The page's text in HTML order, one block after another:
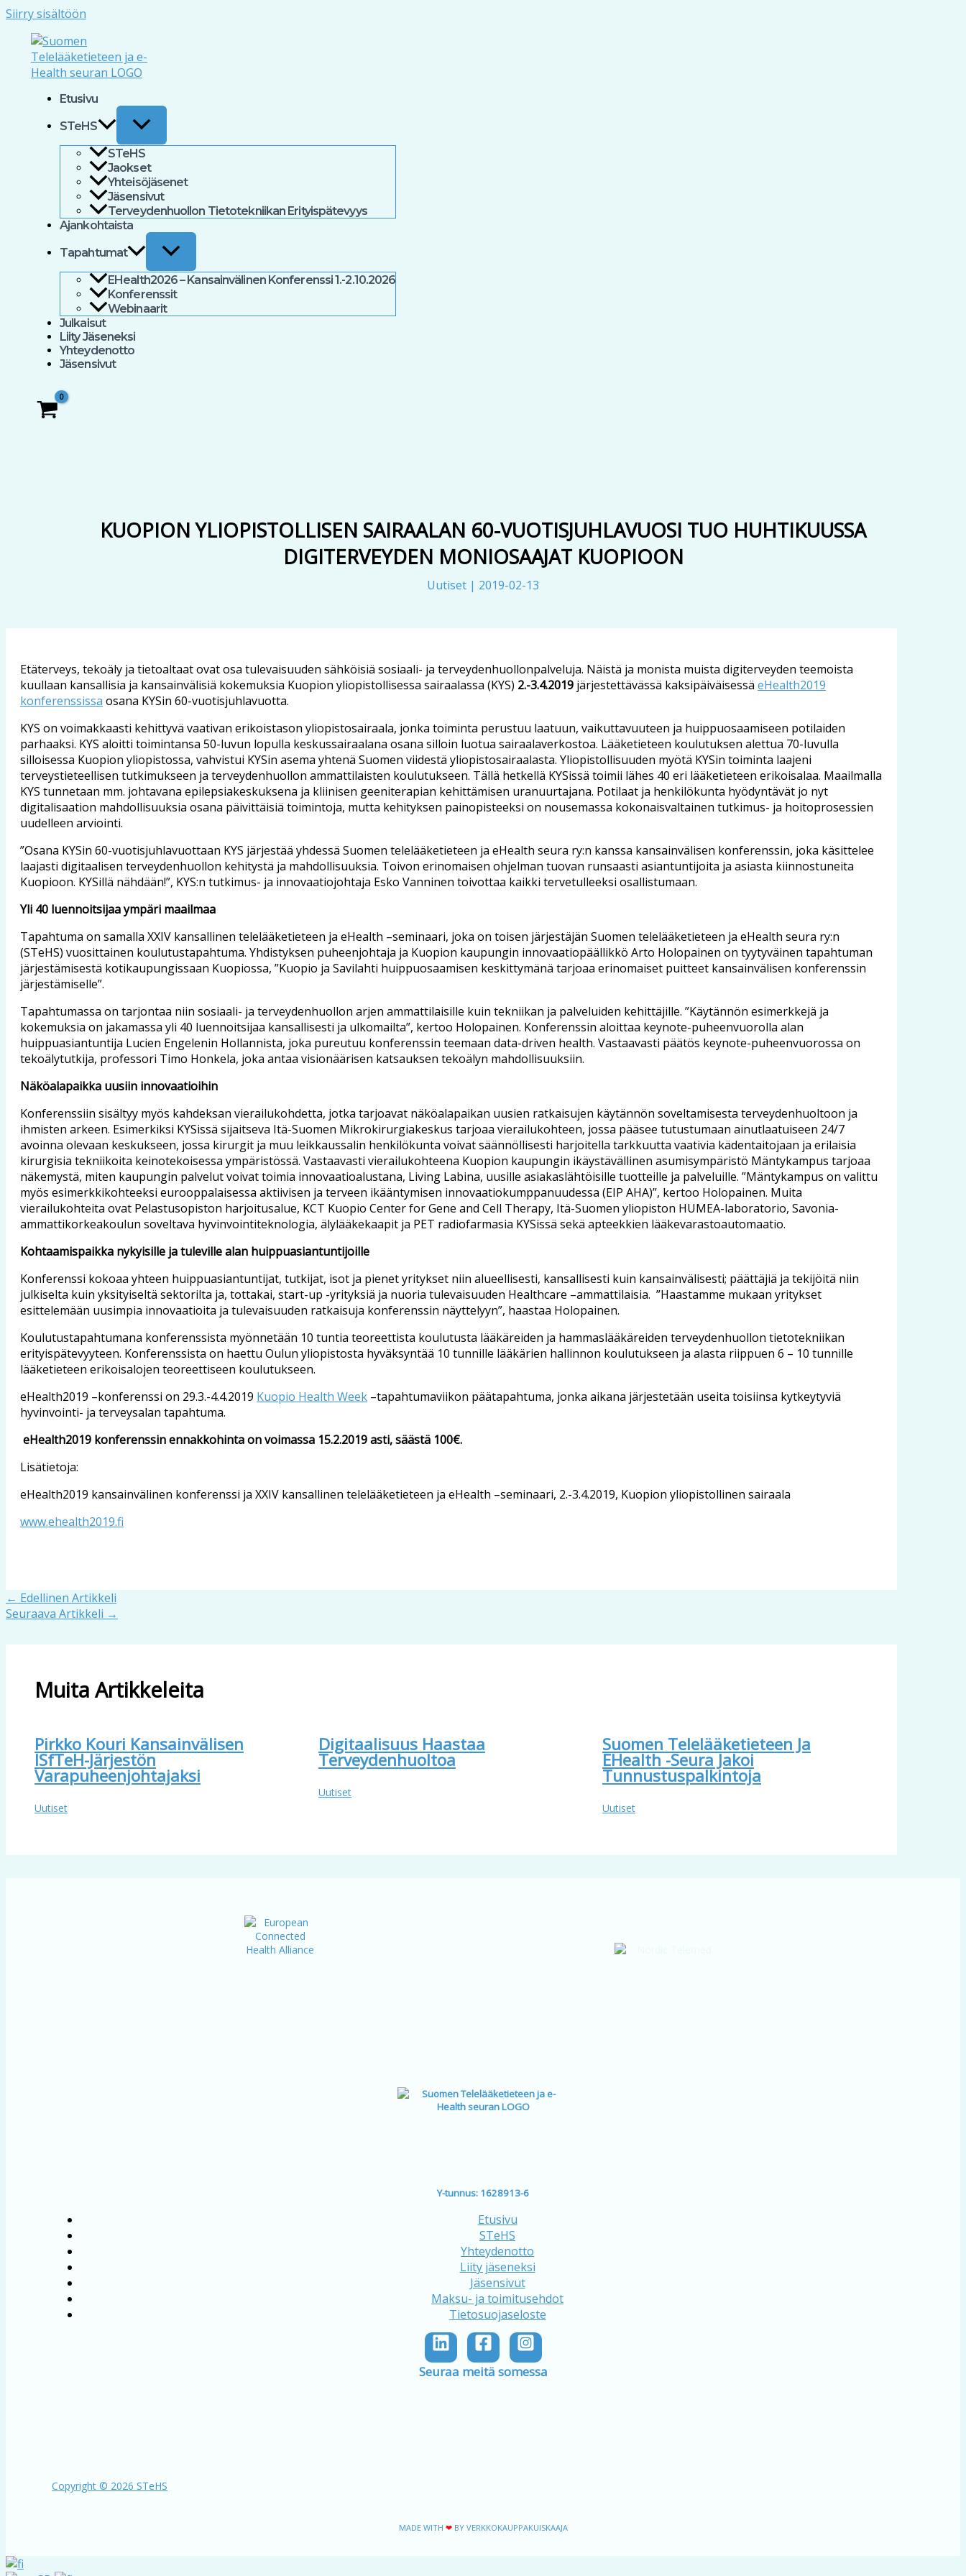
Siirry sisältöön
Etusivu
STeHS
STeHS
Jaokset
Yhteisöjäsenet
Jäsensivut
Terveydenhuollon Tietotekniikan Erityispätevyys
Ajankohtaista
Tapahtumat
EHealth2026 – Kansainvälinen Konferenssi 1.-2.10.2026
Konferenssit
Webinaarit
Julkaisut
Liity Jäseneksi
Yhteydenotto
Jäsensivut
KUOPION YLIOPISTOLLISEN SAIRAALAN 60-VUOTISJUHLAVUOSI TUO HUHTIKUUSSA
DIGITERVEYDEN MONIOSAAJAT KUOPIOON
Uutiset | 2019-02-13
Etäterveys, tekoäly ja tietoaltaat ovat osa tulevaisuuden sähköisiä sosiaali- ja terveydenhuollonpalveluja. Näistä ja monista muista digiterveyden teemoista
kuullaan kansallisia ja kansainvälisiä kokemuksia Kuopion yliopistollisessa sairaalassa (KYS) 2.-3.4.2019 järjestettävässä kaksipäiväisessä eHealth2019
konferenssissa osana KYSin 60-vuotisjuhlavuotta.
KYS on voimakkaasti kehittyvä vaativan erikoistason yliopistosairaala, jonka toiminta perustuu laatuun, vaikuttavuuteen ja huippuosaamiseen potilaiden
parhaaksi. KYS aloitti toimintansa 50-luvun lopulla keskussairaalana osana silloin luotua sairaalaverkostoa. Lääketieteen koulutuksen alettua 70-luvulla
silloisessa Kuopion yliopistossa, vahvistui KYSin asema yhtenä Suomen viidestä yliopistosairaalasta. Yliopistollisuuden myötä KYSin toiminta laajeni
terveystieteellisen tutkimukseen ja terveydenhuollon ammattilaisten koulutukseen. Tällä hetkellä KYSissä toimii lähes 40 eri lääketieteen erikoisalaa. Maailmalla
KYS tunnetaan mm. johtavana epilepsiakeskuksena ja kliinisen geeniterapian kehittämisen uranuurtajana. Potilaat ja henkilökunta hyödyntävät jo nyt
digitalisaation mahdollisuuksia osana päivittäisiä toimintoja, mutta kehityksen painopisteeksi on nousemassa kokonaisvaltainen tutkimus- ja hoitoprosessien
uudelleen arviointi.
”Osana KYSin 60-vuotisjuhlavuottaan KYS järjestää yhdessä Suomen telelääketieteen ja eHealth seura ry:n kanssa kansainvälisen konferenssin, joka käsittelee
laajasti digitaalisen terveydenhuollon kehitystä ja mahdollisuuksia. Toivon erinomaisen ohjelman tuovan runsaasti asiantuntijoita ja asiasta kiinnostuneita
Kuopioon. KYSillä nähdään!”, KYS:n tutkimus- ja innovaatiojohtaja Esko Vanninen toivottaa kaikki tervetulleeksi osallistumaan.
Yli 40 luennoitsijaa ympäri maailmaa
Tapahtuma on samalla XXIV kansallinen telelääketieteen ja eHealth –seminaari, joka on toisen järjestäjän Suomen telelääketieteen ja eHealth seura ry:n
(STeHS) vuosittainen koulutustapahtuma. Yhdistyksen puheenjohtaja ja Kuopion kaupungin innovaatiopäällikkö Arto Holopainen on tyytyväinen tapahtuman
järjestämisestä kotikaupungissaan Kuopiossa, ”Kuopio ja Savilahti huippuosaamisen keskittymänä tarjoaa erinomaiset puitteet kansainvälisen konferenssin
järjestämiselle”.
Tapahtumassa on tarjontaa niin sosiaali- ja terveydenhuollon arjen ammattilaisille kuin tekniikan ja palveluiden kehittäjille. ”Käytännön esimerkkejä ja
kokemuksia on jakamassa yli 40 luennoitsijaa kansallisesti ja ulkomailta”, kertoo Holopainen. Konferenssin aloittaa keynote-puheenvuorolla alan
huippuasiantuntija Lucien Engelenin Hollannista, joka pureutuu konferenssin teemaan data-driven health. Vastaavasti päätös keynote-puheenvuorossa on
tekoälytutkija, professori Timo Honkela, joka antaa visionäärisen katsauksen tekoälyn mahdollisuuksiin.
Näköalapaikka uusiin innovaatioihin
Konferenssiin sisältyy myös kahdeksan vierailukohdetta, jotka tarjoavat näköalapaikan uusien ratkaisujen käytännön soveltamisesta terveydenhuoltoon ja
ihmisten arkeen. Esimerkiksi KYSissä sijaitseva Itä-Suomen Mikrokirurgiakeskus tarjoaa vierailukohteen, jossa pääsee tutustumaan ainutlaatuiseen 24/7
avoinna olevaan keskukseen, jossa kirurgit ja muu leikkaussalin henkilökunta voivat säännöllisesti harjoitella tarkkuutta vaativia kädentaitojaan ja erilaisia
kirurgisia tekniikoita keinotekoisessa ympäristössä. Vastaavasti vierailukohteena Kuopion kaupungin ikäystävällinen asumisympäristö Mäntykampus tarjoaa
näkemystä, miten kaupungin palvelut voivat toimia innovaatioalustana, Living Labina, uusille asiakaslähtöisille tuotteille ja palveluille. ”Mäntykampus on valittu
myös esimerkkikohteeksi eurooppalaisessa aktiivisen ja terveen ikääntymisen innovaatiokumppanuudessa (EIP AHA)”, kertoo Holopainen. Muita
vierailukohteita ovat Pelastusopiston harjoitusalue, KCT Kuopio Center for Gene and Cell Therapy, Itä-Suomen yliopiston HUMEA-laboratorio, Savonia-
ammattikorkeakoulun soveltava hyvinvointiteknologia, älylääkekaapit ja PET radiofarmasia KYSissä sekä apteekkien lääkevarastoautomaatio.
Kohtaamispaikka nykyisille ja tuleville alan huippuasiantuntijoille
Konferenssi kokoaa yhteen huippuasiantuntijat, tutkijat, isot ja pienet yritykset niin alueellisesti, kansallisesti kuin kansainvälisesti; päättäjiä ja tekijöitä niin
julkiselta kuin yksityiseltä sektorilta ja, tottakai, start-up -yrityksiä ja nuoria tulevaisuuden Healthcare –ammattilaisia. ”Haastamme mukaan yritykset
esittelemään uusimpia innovaatioita ja tulevaisuuden ratkaisuja konferenssin näyttelyyn”, haastaa Holopainen.
Koulutustapahtumana konferenssista myönnetään 10 tuntia teoreettista koulutusta lääkäreiden ja hammaslääkäreiden terveydenhuollon tietotekniikan
erityispätevyyteen. Konferenssista on haettu Oulun yliopistosta hyväksyntää 10 tunnille lääkärien hallinnon koulutukseen ja alasta riippuen 6 – 10 tunnille
lääketieteen erikoisalojen teoreettiseen koulutukseen.
eHealth2019 –konferenssi on 29.3.-4.4.2019 Kuopio Health Week –tapahtumaviikon päätapahtuma, jonka aikana järjestetään useita toisiinsa kytkeytyviä
hyvinvointi- ja terveysalan tapahtuma.
eHealth2019 konferenssin ennakkohinta on voimassa 15.2.2019 asti, säästä 100€.
Lisätietoja:
eHealth2019 kansainvälinen konferenssi ja XXIV kansallinen telelääketieteen ja eHealth –seminaari, 2.-3.4.2019, Kuopion yliopistollinen sairaala
www.ehealth2019.fi
← Edellinen Artikkeli
Seuraava Artikkeli →
Muita Artikkeleita
Pirkko Kouri Kansainvälisen
ISfTeH-Järjestön
Varapuheenjohtajaksi
Uutiset
Digitaalisuus Haastaa
Terveydenhuoltoa
Uutiset
Suomen Telelääketieteen Ja
EHealth -seura Jakoi
Tunnustuspalkintoja
Uutiset
Y-tunnus: 1628913-6
Etusivu
STeHS
Yhteydenotto
Liity jäseneksi
Jäsensivut
Maksu- ja toimitusehdot
Tietosuojaseloste
Seuraa meitä somessa
Copyright © 2026 STeHS
MADE WITH ❤BY VERKKOKAUPPAKUISKAAJA